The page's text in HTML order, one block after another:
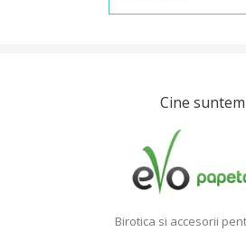
Cine suntem
Birotica si accesorii